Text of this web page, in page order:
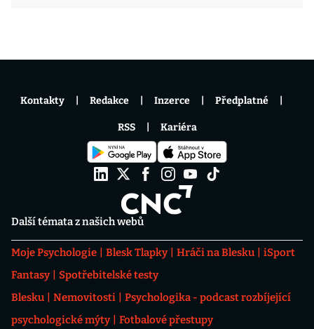
Další témata z našich webů
Moje Psychologie Blesk Tlapky Hráči na Blesku
iSport
Fantasy
Spotřebitelské testy
Blesku
Nemovitosti
Psychologika - podcast rozbíjející
psychologické mýty
Fotbalové přestupy
Kontakty Redakce Inzerce Předplatné
RSS Kariéra